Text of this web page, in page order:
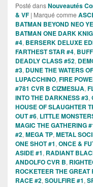
Posté dansNouveautés
& VF | Marqué comme
BATMAN BEYOND NEO
BATMAN ONE DARK
#4, BERSERK DELUXE
FARTHEST STAR #4,
DEADLY CLASS #52,
#3, DUNE THE WATERS
LUPACCHINO, FIRE
#781 CVR B CIZMESIJA,
INTO THE DARKNESS #3,
HOUSE OF SLAUGHTER
OUT #6, LITTLE
MAGIC THE GATHERING
#2, MEGA TP, METAL
ONE SHOT #1, ONCE &
ASIDE #1, RADIANT
ANDOLFO CVR B,
ROCKETEER THE GREAT
RACE #2, SOULFIRE #1,